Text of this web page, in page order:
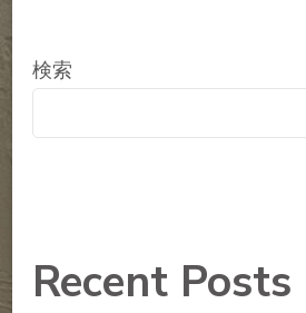
検索
Recent Posts